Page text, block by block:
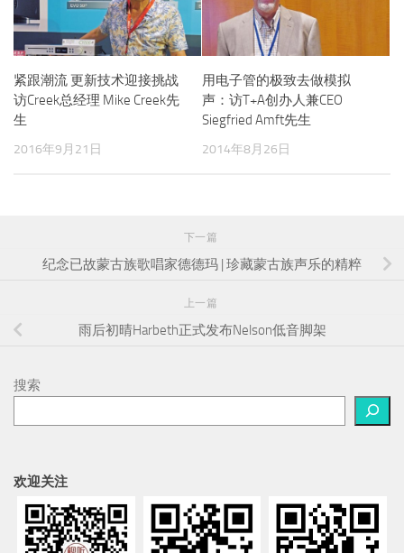
紧跟潮流 更新技术迎接挑战
访Creek总经理 Mike Creek先
生
2016年9月21日
用电子管的极致去做模拟
声：访T+A创办人兼CEO
Siegfried Amft先生
2014年8月26日
下一篇
纪念已故蒙古族歌唱家德德玛 | 珍藏蒙古族声乐的精粹
上一篇
雨后初晴Harbeth正式发布Nelson低音脚架
搜索
欢迎关注